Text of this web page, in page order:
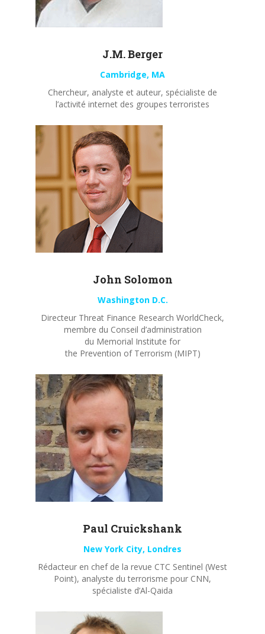
J.M. Berger
Cambridge, MA
Chercheur, analyste et auteur, spécialiste de
l’activité internet des groupes terroristes
John Solomon
Washington D.C.
Directeur Threat Finance Research WorldCheck,
membre du Conseil d’administration
du Memorial Institute for
the Prevention of Terrorism (MIPT)
Paul Cruickshank
New York City, Londres
Rédacteur en chef de la revue CTC Sentinel (West
Point), analyste du terrorisme pour CNN,
spécialiste d’Al-Qaida